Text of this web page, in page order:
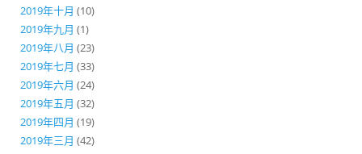
2019年十月 (10)
2019年九月 (1)
2019年八月 (23)
2019年七月 (33)
2019年六月 (24)
2019年五月 (32)
2019年四月 (19)
2019年三月 (42)